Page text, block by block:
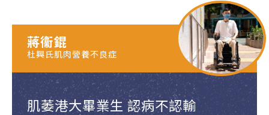
肌萎港大畢業生 認病不認輸
蔣衞錕
杜興氏肌肉營養不良症